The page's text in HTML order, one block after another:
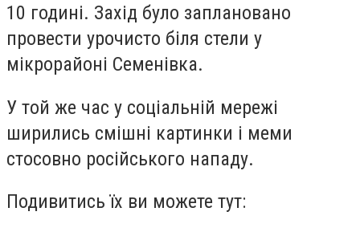
10 годині. Захід було заплановано
провести урочисто біля стели у
мікрорайоні Семенівка.
У той же час у соціальній мережі
ширились смішні картинки і меми
стосовно російського нападу.
Подивитись їх ви можете тут: